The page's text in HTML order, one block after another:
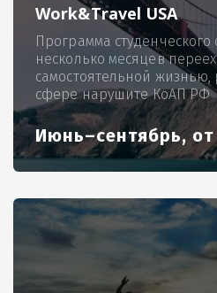
Work&Travel USA
Программа
несколько месяцев
самостоятельной жизнью,
сфере нарушите КоАП РФ
Июнь–сентябрь,